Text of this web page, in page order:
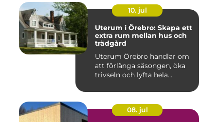
10. jul
Uterum i Örebro: Skapa ett
extra rum mellan hus och
trädgård
Uterum Örebro handlar om
att förlänga säsongen, öka
trivseln och lyfta hela...
08. jul